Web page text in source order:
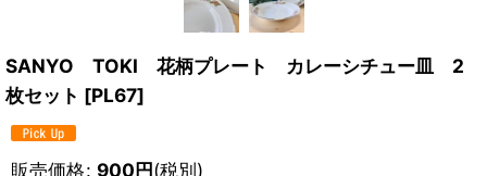
SANYO TOKI 花柄プレート カレーシチュー皿 2
枚セット [PL67]
販売価格: 900円(税別)